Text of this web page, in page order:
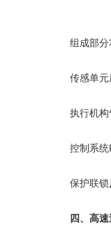
组成部分
传感单元压
执行机构气
控制系统
保护联锁反
四、高